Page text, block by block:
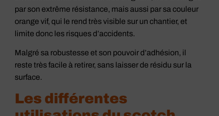
par son extrême résistance, mais aussi par sa couleur
orange vif, qui le rend très visible sur un chantier, et
limite donc les risques d’accidents.
Malgré sa robustesse et son pouvoir d’adhésion, il
reste très facile à retirer, sans laisser de résidu sur la
surface.
Les différentes